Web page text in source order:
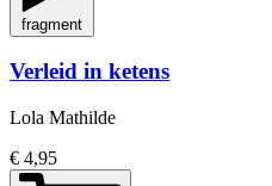
fragment
Verleid in ketens
Lola Mathilde
€ 4,95